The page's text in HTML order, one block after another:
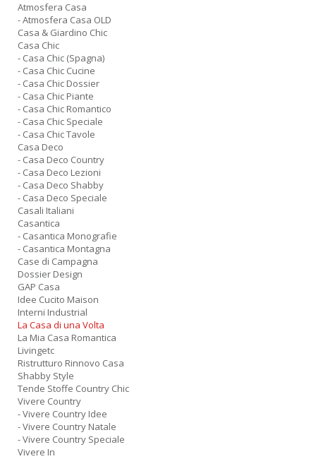
Atmosfera Casa
- Atmosfera Casa OLD
Casa & Giardino Chic
Casa Chic
- Casa Chic (Spagna)
- Casa Chic Cucine
- Casa Chic Dossier
- Casa Chic Piante
- Casa Chic Romantico
- Casa Chic Speciale
- Casa Chic Tavole
Casa Deco
- Casa Deco Country
- Casa Deco Lezioni
- Casa Deco Shabby
- Casa Deco Speciale
Casali Italiani
Casantica
- Casantica Monografie
- Casantica Montagna
Case di Campagna
Dossier Design
GAP Casa
Idee Cucito Maison
Interni Industrial
La Casa di una Volta
La Mia Casa Romantica
Livingetc
Ristrutturo Rinnovo Casa
Shabby Style
Tende Stoffe Country Chic
Vivere Country
- Vivere Country Idee
- Vivere Country Natale
- Vivere Country Speciale
Vivere In